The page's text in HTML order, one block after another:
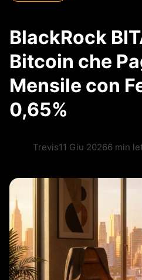
BlackRock
Bitcoin che
Mensile con
0,65%
Trevis11 Giu 20266 min